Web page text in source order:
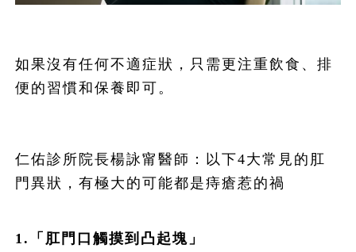
如果沒有任何不適症狀，只需更注重飲食、排
便的習慣和保養即可。
仁佑診所院長楊詠甯醫師：以下4大常見的肛
門異狀，有極大的可能都是痔瘡惹的禍
1.「肛門口觸摸到凸起塊」